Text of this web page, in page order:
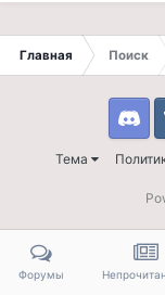
Главная Поиск
Тема
Форумы